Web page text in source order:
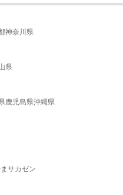
神奈川県
県
鹿児島県沖縄県
サカゼン